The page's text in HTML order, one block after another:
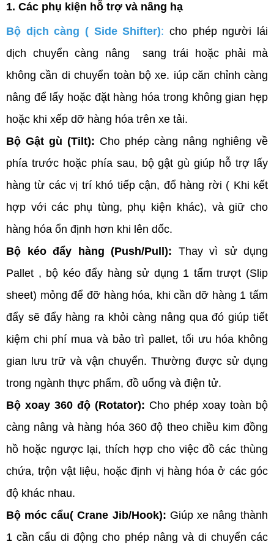
1. Các phụ kiện hỗ trợ và nâng hạ
Bộ dịch càng ( Side Shifter): cho phép người lái
dịch chuyển càng nâng  sang trái hoặc phải mà
không cần di chuyển toàn bộ xe. iúp căn chỉnh càng
nâng để lấy hoặc đặt hàng hóa trong không gian hẹp
hoặc khi xếp dỡ hàng hóa trên xe tải.
Bộ Gật gù (Tilt): Cho phép càng nâng nghiêng về
phía trước hoặc phía sau, bộ gật gù giúp hỗ trợ lấy
hàng từ các vị trí khó tiếp cận, đổ hàng rời ( Khi kết
hợp với các phụ tùng, phụ kiện khác), và giữ cho
hàng hóa ổn định hơn khi lên dốc.
Bộ kéo đẩy hàng (Push/Pull): Thay vì sử dụng
Pallet , bộ kéo đẩy hàng sử dụng 1 tấm trượt (Slip
sheet) mỏng để đỡ hàng hóa, khi cần dỡ hàng 1 tấm
đẩy sẽ đẩy hàng ra khỏi càng nâng qua đó giúp tiết
kiệm chi phí mua và bảo trì pallet, tối ưu hóa không
gian lưu trữ và vận chuyển. Thường được sử dụng
trong ngành thực phẩm, đồ uống và điện tử.
Bộ xoay 360 độ (Rotator): Cho phép xoay toàn bộ
càng nâng và hàng hóa 360 độ theo chiều kim đồng
hồ hoặc ngược lại, thích hợp cho việc đồ các thùng
chứa, trộn vật liệu, hoặc định vị hàng hóa ở các góc
độ khác nhau.
Bộ móc cẩu( Crane Jib/Hook): Giúp xe nâng thành
1 cần cẩu di động cho phép nâng và di chuyển các